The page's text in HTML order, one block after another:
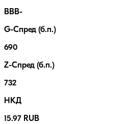
BBB-
G-Спред (б.п.)
690
Z-Спред (б.п.)
732
НКД
15.97 RUB